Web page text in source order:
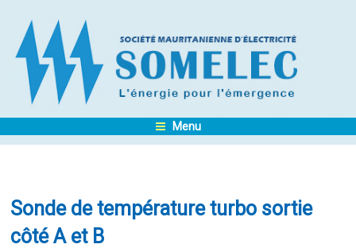
Menu
Sonde de température turbo sortie
côté A et B